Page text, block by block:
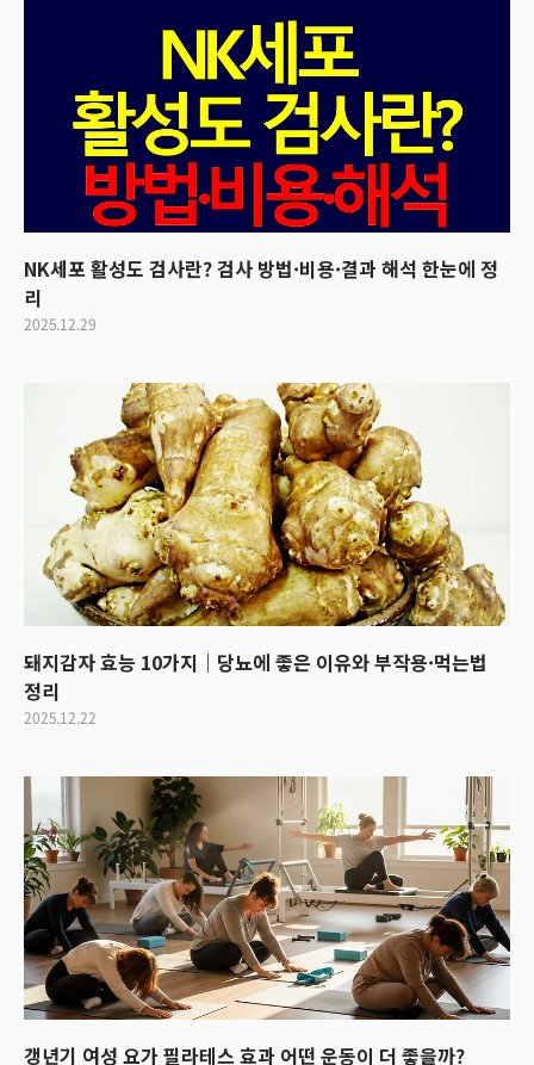
NK세포 활성도 검사란? 검사 방법·비용·결과 해석 한눈에 정
리
2025.12.29
돼지감자 효능 10가지｜당뇨에 좋은 이유와 부작용·먹는법
정리
2025.12.22
갱년기 여성 요가 필라테스 효과 어떤 운동이 더 좋을까?